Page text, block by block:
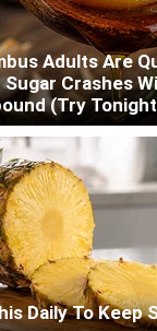
Adults Are
Sugar Crashes
(Try
Daily To Keep